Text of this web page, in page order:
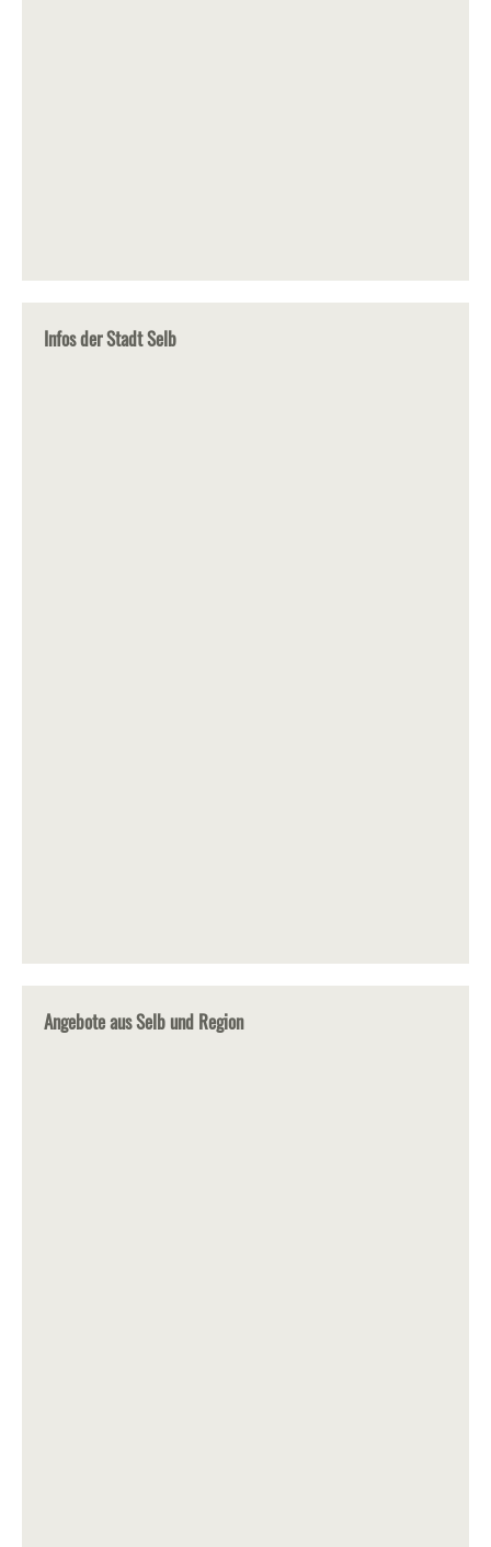
Infos der Stadt Selb
Angebote aus Selb und Region